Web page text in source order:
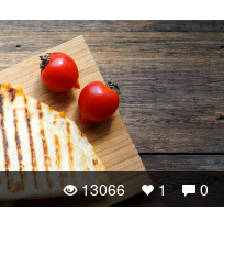
0
1
13066